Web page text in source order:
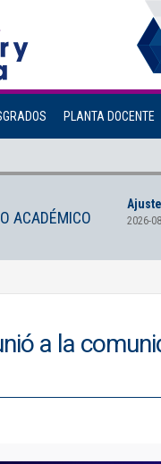
PLANTA DOCENTE
ACADÉMICO 2026-
a la